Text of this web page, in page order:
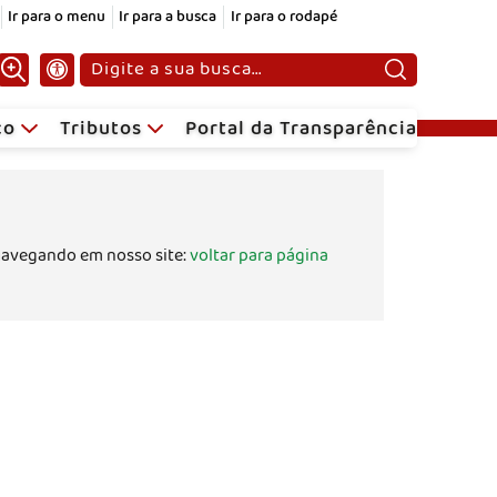
Ir para o menu Ir para a busca Ir para o rodapé
Pesquisar:
Tributos Portal da Transparência
em nosso site:voltar para página